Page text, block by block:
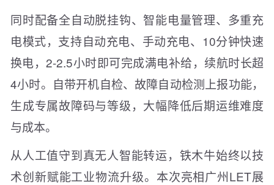
同时配备全自动脱挂钩、智能电量管理、多重充
电模式，支持自动充电、手动充电、10分钟快速
换电，2-2.5小时即可完成满电补给，续航时长超
4小时。自带开机自检、故障自动检测上报功能，
生成专属故障码与等级，大幅降低后期运维难度
与成本。
从人工值守到真无人智能转运，铁木牛始终以技
术创新赋能工业物流升级。本次亮相广州LET展